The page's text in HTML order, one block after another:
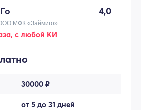
4,0
МФК «Займиго»
с любой КИ
30000 ₽
от 5 до 31 дней